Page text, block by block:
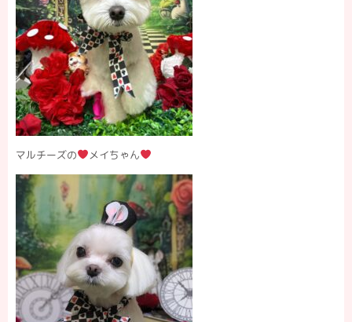
マルチーズの メイちゃん